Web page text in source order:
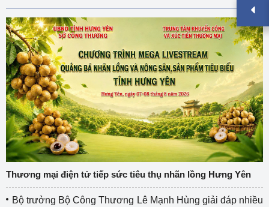
Thương mại điện tử tiếp sức tiêu thụ nhãn lồng Hưng Yên
Bộ trưởng Bộ Công Thương Lê Mạnh Hùng giải đáp nhiều